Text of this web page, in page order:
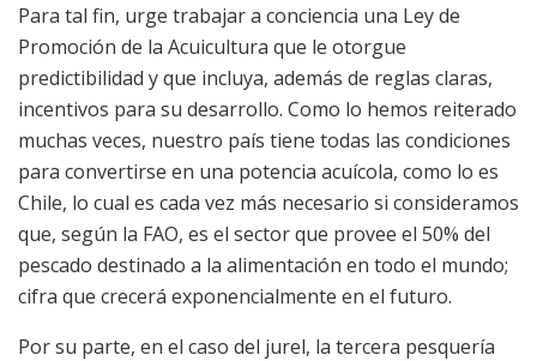
Para tal fin, urge trabajar a conciencia una Ley de
Promoción de la Acuicultura que le otorgue
predictibilidad y que incluya, además de reglas claras,
incentivos para su desarrollo. Como lo hemos reiterado
muchas veces, nuestro país tiene todas las condiciones
para convertirse en una potencia acuícola, como lo es
Chile, lo cual es cada vez más necesario si consideramos
que, según la FAO, es el sector que provee el 50% del
pescado destinado a la alimentación en todo el mundo;
cifra que crecerá exponencialmente en el futuro.
Por su parte, en el caso del jurel, la tercera pesquería